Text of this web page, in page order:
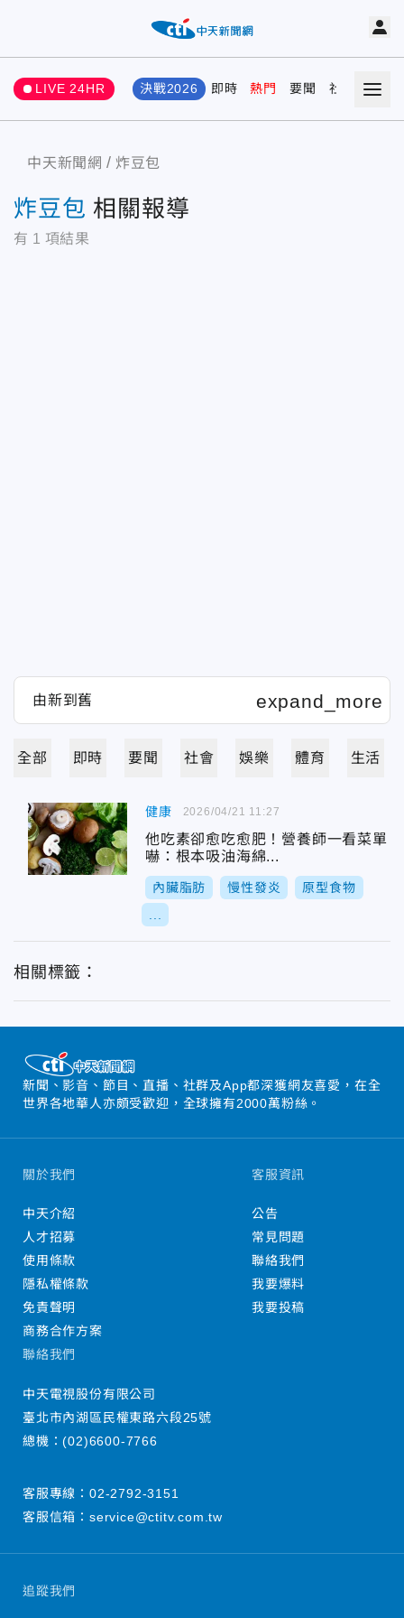
LIVE 24HR 決戰2026 即時 熱門 要聞 社會 娛樂
中天新聞網 炸豆包
炸豆包 相關報導
有 1 項結果
全部 即時 要聞 社會 娛樂 體育 生活
健康
他吃素卻愈吃愈肥！營養師一看菜單
嚇：根本吸油海綿...
內臟脂肪 慢性發炎 原型食物
2026/04/21 11:27
相關標籤：
新聞、影音、節目、直播、社群及App都深獲網友喜愛，在全
世界各地華人亦頗受歡迎，全球擁有2000萬粉絲。
追蹤我們
關於我們
中天介紹
人才招募
使用條款
隱私權條款
免責聲明
商務合作方案
客服資訊
公告
常見問題
聯絡我們
我要爆料
我要投稿
聯絡我們
中天電視股份有限公司
臺北市內湖區民權東路六段25號
總機：(02)6600-7766
客服專線： 02-2792-3151
客服信箱： service@ctitv.com.tw